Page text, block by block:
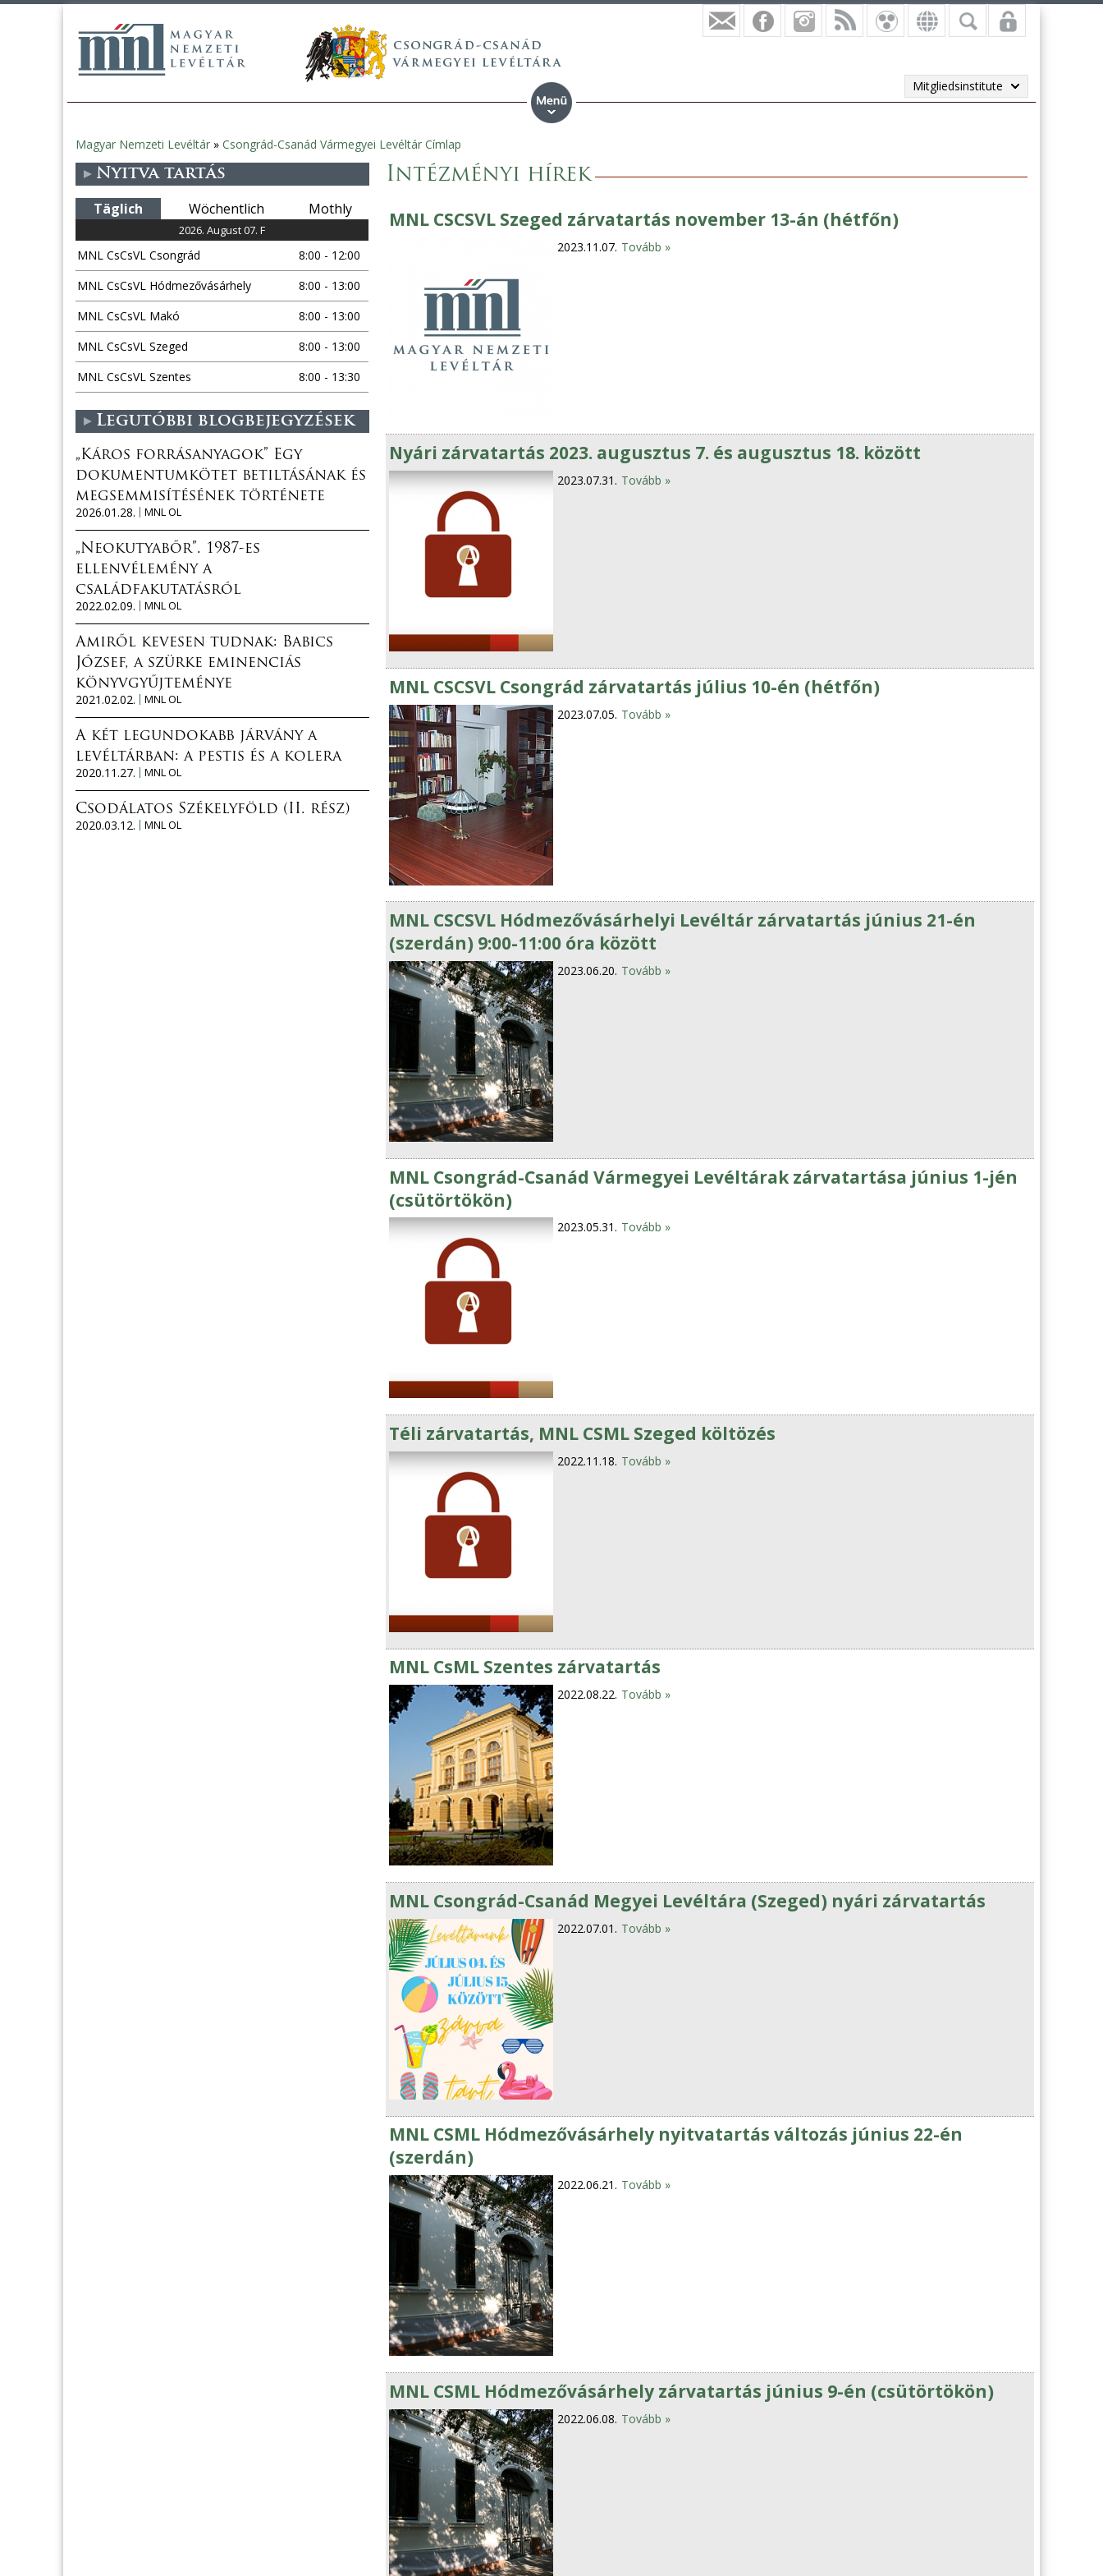
Mitgliedsinstitute
Sie
sind
hier
Magyar Nemzeti Levéltár » Csongrád-Csanád Vármegyei Levéltár Címlap
Intézményi hírek
MNL CSCSVL Szeged zárvatartás november 13-án (hétfőn)
2023.11.07. Tovább »
Nyári zárvatartás 2023. augusztus 7. és augusztus 18. között
2023.07.31. Tovább »
MNL CSCSVL Csongrád zárvatartás július 10-én (hétfőn)
2023.07.05. Tovább »
MNL CSCSVL Hódmezővásárhelyi Levéltár zárvatartás június 21-én
(szerdán) 9:00-11:00 óra között
2023.06.20. Tovább »
MNL Csongrád-Csanád Vármegyei Levéltárak zárvatartása június 1-jén
(csütörtökön)
2023.05.31. Tovább »
Téli zárvatartás, MNL CSML Szeged költözés
2022.11.18. Tovább »
MNL CsML Szentes zárvatartás
2022.08.22. Tovább »
MNL Csongrád-Csanád Megyei Levéltára (Szeged) nyári zárvatartás
2022.07.01. Tovább »
MNL CSML Hódmezővásárhely nyitvatartás változás június 22-én
(szerdán)
2022.06.21. Tovább »
MNL CSML Hódmezővásárhely zárvatartás június 9-én (csütörtökön)
2022.06.08. Tovább »
Nyitva tartás
Täglich Wöchentlich Mothly
2026. August 07. F
MNL CsCsVL Csongrád
8:00 - 12:00
MNL CsCsVL Hódmezővásárhely
8:00 - 13:00
MNL CsCsVL Makó
8:00 - 13:00
MNL CsCsVL Szeged
8:00 - 13:00
MNL CsCsVL Szentes
8:00 - 13:30
Legutóbbi blogbejegyzések
„Káros forrásanyagok” Egy
dokumentumkötet betiltásának és
megsemmisítésének története
2026.01.28.
MNL OL
„Neokutyabőr”. 1987-es
ellenvélemény a
családfakutatásról
2022.02.09.
MNL OL
Amiről kevesen tudnak: Babics
József, a szürke eminenciás
könyvgyűjteménye
2021.02.02.
MNL OL
A két legundokabb járvány a
levéltárban: a pestis és a kolera
2020.11.27.
MNL OL
Csodálatos Székelyföld (II. rész)
2020.03.12.
MNL OL